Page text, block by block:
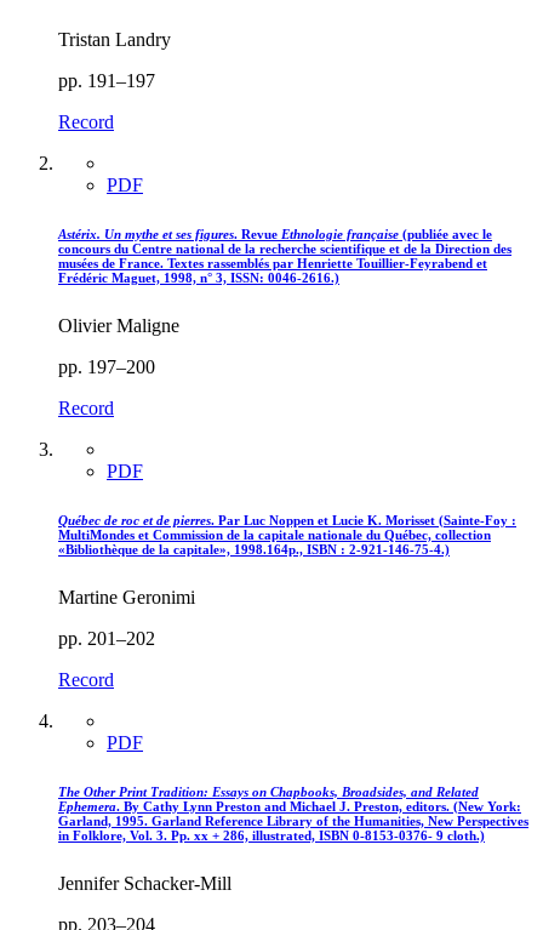
Tristan Landry
pp. 191–197
Record
PDF
Astérix. Un mythe et ses figures. Revue Ethnologie française (publiée avec le
concours du Centre national de la recherche scientifique et de la Direction des
musées de France. Textes rassemblés par Henriette Touillier-Feyrabend et
Frédéric Maguet, 1998, n° 3, ISSN: 0046-2616.)
Olivier Maligne
pp. 197–200
Record
PDF
Québec de roc et de pierres. Par Luc Noppen et Lucie K. Morisset (Sainte-Foy :
MultiMondes et Commission de la capitale nationale du Québec, collection
«Bibliothèque de la capitale», 1998.164p., ISBN : 2-921-146-75-4.)
Martine Geronimi
pp. 201–202
Record
PDF
The Other Print Tradition: Essays on Chapbooks, Broadsides, and Related
Ephemera. By Cathy Lynn Preston and Michael J. Preston, editors. (New York:
Garland, 1995. Garland Reference Library of the Humanities, New Perspectives
in Folklore, Vol. 3. Pp. xx + 286, illustrated, ISBN 0-8153-0376- 9 cloth.)
Jennifer Schacker-Mill
pp. 203–204